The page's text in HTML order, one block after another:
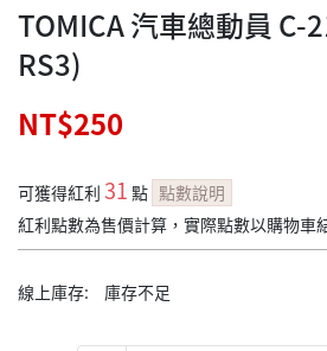
TOMICA 汽車總動員 C-
RS3)
NT$250
可獲得紅利 31 點 點數說明
紅利點數為售價計算，實際點數以購物車
線上庫存: 庫存不足